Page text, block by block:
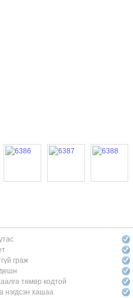
граж
төмөр кодтой
нэгдсэн хашаа